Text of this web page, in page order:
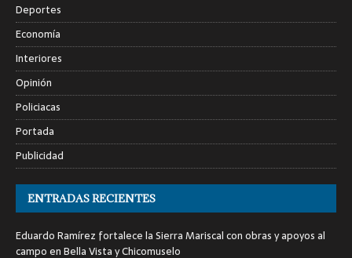
Deportes
Economía
Interiores
Opinión
Policiacas
Portada
Publicidad
ENTRADAS RECIENTES
Eduardo Ramírez fortalece la Sierra Mariscal con obras y apoyos al
campo en Bella Vista y Chicomuselo